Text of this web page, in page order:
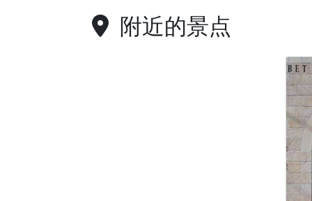
附近的景点